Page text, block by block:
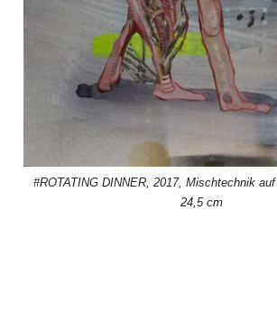
#ROTATING DINNER, 2017, Mischtechnik
24,5 cm